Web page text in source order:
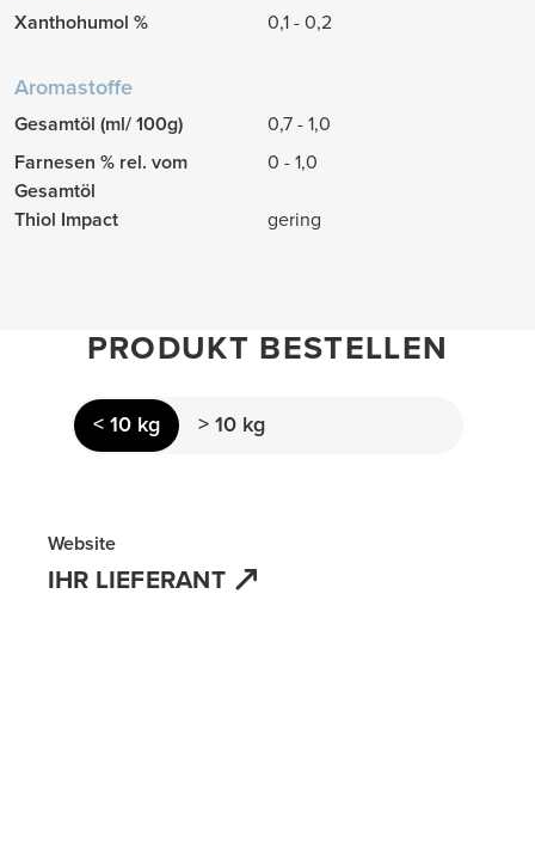
Xanthohumol % 0,1 - 0,2
Aromastoffe
Gesamtöl (ml/ 100g)
0,7 - 1,0
Farnesen % rel. vom
Gesamtöl
0 - 1,0
Thiol Impact gering
PRODUKT BESTELLEN
< 10 kg > 10 kg
Website
IHR LIEFERANT